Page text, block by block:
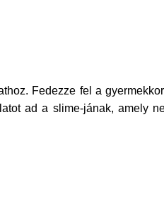
Fedezze fel a
ad a slime-jának, amely